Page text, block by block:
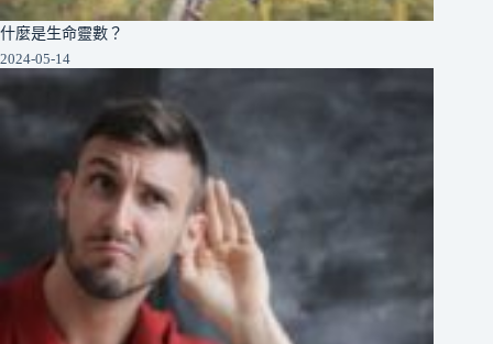
什麼是生命靈數？
2024-05-14